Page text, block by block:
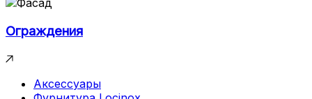
Ограждения
Аксессуары